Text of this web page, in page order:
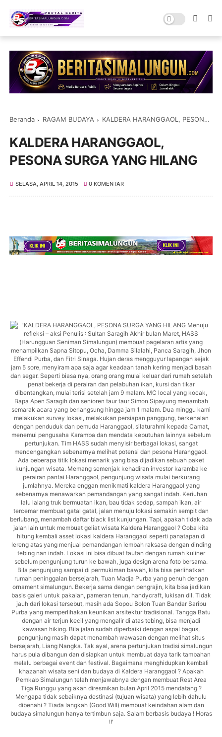
Beranda RAGAM BUDAYA KALDERA HARANGGAOL, PESONA SURGA YANG HILANG
KALDERA HARANGGAOL,
PESONA SURGA YANG HILANG
SELASA, APRIL 14, 2015 0 KOMENTAR